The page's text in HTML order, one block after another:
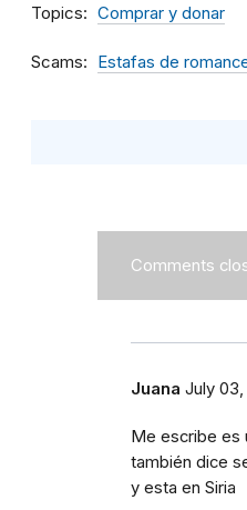
Topics Comprar y donar
Scams Estafas de
Comments
Juana July 03,
Me escribe es
también dice
y esta en Siria